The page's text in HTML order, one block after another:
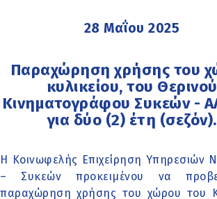
28 Μαΐου 2025
Παραχώρηση χρήσης του
κυλικείου, του Θερινού
Κινηματογράφου Συκεών -
για δύο (2) έτη (σεζόν).
Η Κοινωφελής Επιχείρηση Υπηρεσιών
– Συκεών προκειμένου να
παραχώρηση χρήσης του χώρου του